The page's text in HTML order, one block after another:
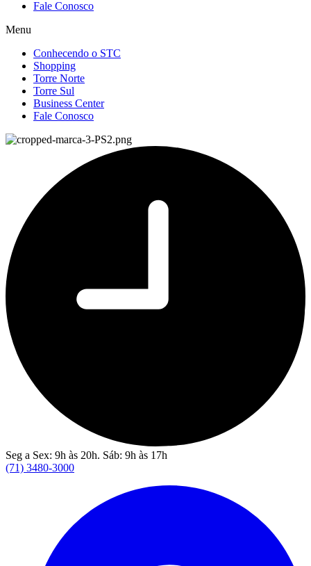
Fale Conosco
Menu
Conhecendo o STC
Shopping
Torre Norte
Torre Sul
Business Center
Fale Conosco
Seg a Sex: 9h às 20h. Sáb: 9h às 17h
(71) 3480-3000